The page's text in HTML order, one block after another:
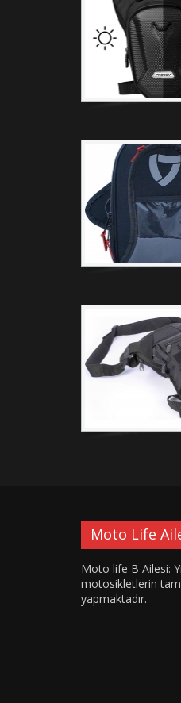
Moto Life
Moto life B Ailesi:
motosikletlerin
yapmaktadır.